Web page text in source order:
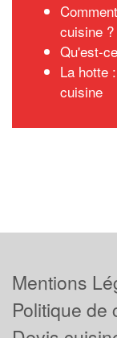
cuisine ?
Qu'est-
La hotte
cuisine
Mentions
Politique de